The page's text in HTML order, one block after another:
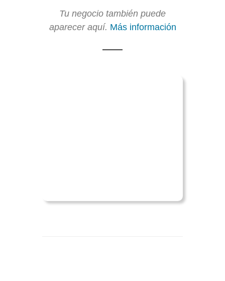
Tu negocio también puede
aparecer aquí. Más información